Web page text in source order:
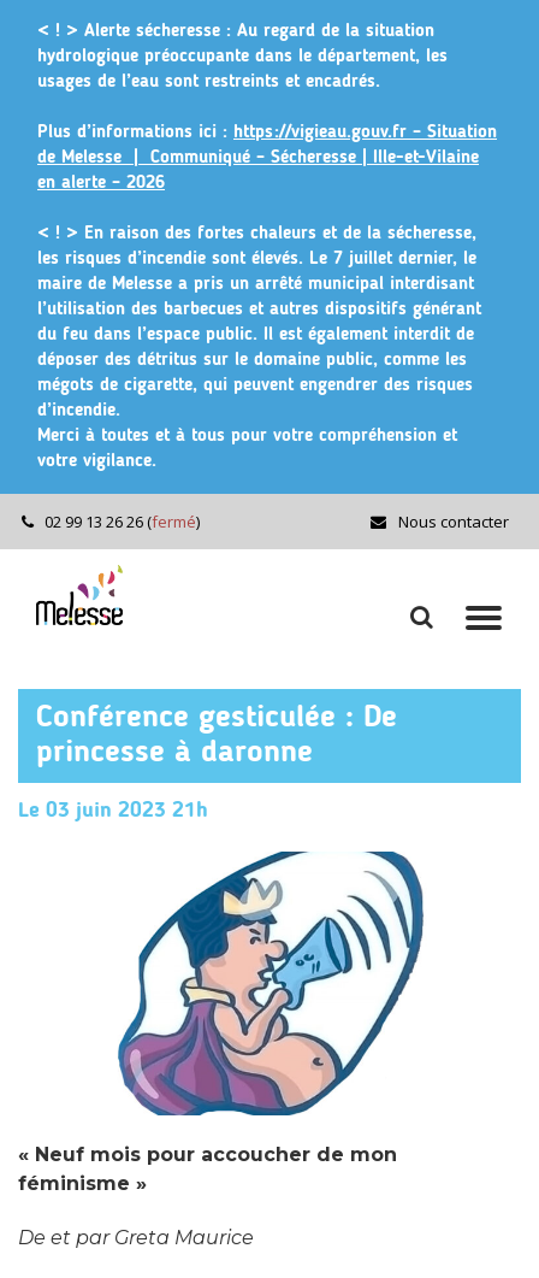
< ! > Alerte sécheresse : Au regard de la situation
hydrologique préoccupante dans le département, les
usages de l’eau sont restreints et encadrés.
Plus d’informations ici : https://vigieau.gouv.fr – Situation
de Melesse | Communiqué – Sécheresse | Ille-et-Vilaine
en alerte – 2026
< ! > En raison des fortes chaleurs et de la sécheresse,
les risques d’incendie sont élevés. Le 7 juillet dernier, le
maire de Melesse a pris un arrêté municipal interdisant
l’utilisation des barbecues et autres dispositifs générant
du feu dans l’espace public. Il est également interdit de
déposer des détritus sur le domaine public, comme les
mégots de cigarette, qui peuvent engendrer des risques
d’incendie.
Merci à toutes et à tous pour votre compréhension et
votre vigilance.
02 99 13 26 26(fermé) Nous contacter
la
Aller
la
Conférence gesticulée : De
princesse à daronne
Le 03 juin 2023 21h
« Neuf mois pour accoucher de mon
féminisme »
De et par Greta Maurice